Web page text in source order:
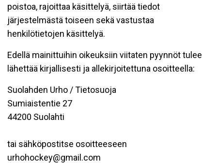
poistoa, rajoittaa käsittelyä, siirtää tiedot
järjestelmästä toiseen sekä vastustaa
henkilötietojen käsittelyä.
Edellä mainittuihin oikeuksiin viitaten pyynnöt tulee
lähettää kirjallisesti ja allekirjoitettuna osoitteella:
Suolahden Urho / Tietosuoja
Sumiaistentie 27
44200 Suolahti
tai sähköpostitse osoitteeseen
urhohockey@gmail.com